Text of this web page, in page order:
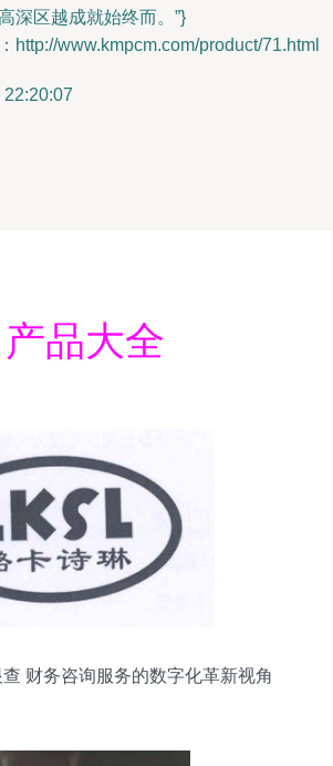
深区越成就始终而。”}
http://www.kmpcm.com/product/71.html
产品大全
财务咨询服务的数字化革新视角